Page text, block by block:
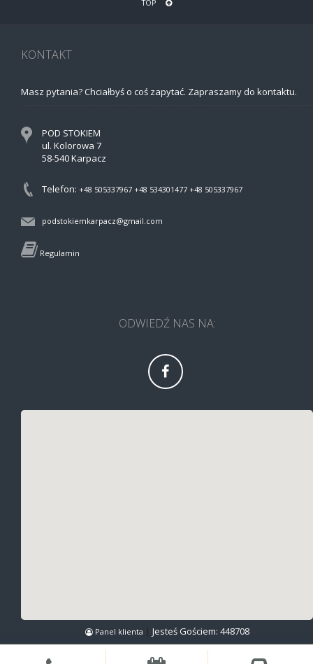
TOP
KONTAKT
Masz pytania? Chciałbyś o coś zapytać. Zapraszamy do kontaktu.
POD STOKIEM
ul. Kolorowa 7
58-540 Karpacz
Telefon: +48 505337967 +48 534301477 +48 505337967
podstokiemkarpacz@gmail.com
Regulamin
ODWIEDŹ NAS NA:
Panel klienta | Jesteś Gościem: 448708